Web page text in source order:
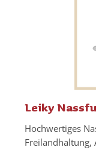
Leiky
Hochwertiges
Freilandhaltung,